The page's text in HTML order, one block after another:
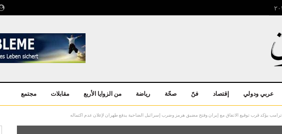
عربي ودولي إقتصاد فنّ صحّة رياضة من الزوايا الأربع مقابلات مجتمع
ترامب يؤكد قرب توقيع الاتفاق مع إيران وفتح مضيق هرمز وضرب إسرائيل الضاحية يدفع طهران لإعلان عدم اكتماله